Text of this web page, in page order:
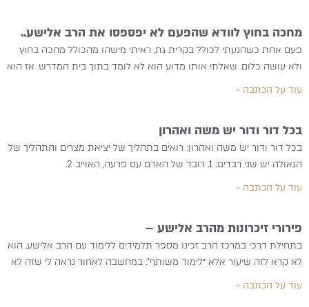
מחכה בחוץ לוודא שהפעם לא יפספסו את הרב אלישע..
פעם אחת כשהגעתי לכולל בקרית גת, ראיתי מישהו מהכולל מחכה בחוץ
ולא עושה כלום. שאלתי אותו מדוע הוא לא לומד בתוך בית המדרש. אז הוא
עוד על הכתבה »
בכל דור ודור יש משה ואהרון
בכל דור ודור יש משה ואהרון: רואים בתהליך של יציאת מצרים והתהליך של
הגאולה יש שני רבדים: 1. רובד של האדם עם פרעה, האוייב 2.
עוד על הכתבה »
פירורי זיכרונות מהרב אלישע –
בתחילת דרכי במרכז הרב זכינו מספר תלמידים ללימוד עם הרב אלישע. הוא
לא קרא לזה שיעור אלא “לימוד משותף”. במחשבה לאחור נראה לי שזה לא
עוד על הכתבה »